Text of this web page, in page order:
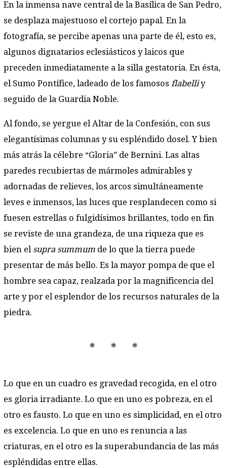
En la inmensa nave central de la Basílica de San Pedro,
se desplaza majestuoso el cortejo papal. En la
fotografía, se percibe apenas una parte de él, esto es,
algunos dignatarios eclesiásticos y laicos que
preceden inmediatamente a la silla gestatoria. En ésta,
el Sumo Pontífice, ladeado de los famosos flabelliy
seguido de la Guardia Noble.
Al fondo, se yergue el Altar de la Confesión, con sus
elegantísimas columnas y su espléndido dosel. Y bien
más atrás la célebre “Gloria” de Bernini. Las altas
paredes recubiertas de mármoles admirables y
adornadas de relieves, los arcos simultáneamente
leves e inmensos, las luces que resplandecen como si
fuesen estrellas o fulgidísimos brillantes, todo en fin
se reviste de una grandeza, de una riqueza que es
bien el supra summum de lo que la tierra puede
presentar de más bello. Es la mayor pompa de que el
hombre sea capaz, realzada por la magnificencia del
arte y por el esplendor de los recursos naturales de la
piedra.
* * *
Lo que en un cuadro es gravedad recogida, en el otro
es gloria irradiante. Lo que en uno es pobreza, en el
otro es fausto. Lo que en uno es simplicidad, en el otro
es excelencia. Lo que en uno es renuncia a las
criaturas, en el otro es la superabundancia de las más
espléndidas entre ellas.